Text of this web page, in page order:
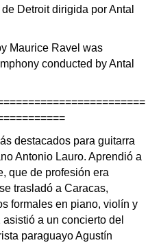
Detroit dirigida por Antal
Maurice Ravel was
conducted by Antal
destacados para guitarra
Antonio Lauro. Aprendió a
que de profesión era
trasladó a Caracas,
formales en piano, violín y
a un concierto del
paraguayo Agustín